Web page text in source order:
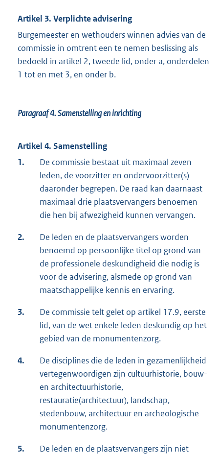
Artikel 3. Verplichte advisering
Burgemeester en wethouders winnen advies van de
commissie in omtrent een te nemen beslissing als
bedoeld in artikel 2, tweede lid, onder a, onderdelen
1 tot en met 3, en onder b.
Paragraaf 4.Samenstelling en inrichting
Artikel 4. Samenstelling
1.
De commissie bestaat uit maximaal zeven
leden, de voorzitter en ondervoorzitter(s)
daaronder begrepen. De raad kan daarnaast
maximaal drie plaatsvervangers benoemen
die hen bij afwezigheid kunnen vervangen.
2.
De leden en de plaatsvervangers worden
benoemd op persoonlijke titel op grond van
de professionele deskundigheid die nodig is
voor de advisering, alsmede op grond van
maatschappelijke kennis en ervaring.
3.
De commissie telt gelet op artikel 17.9, eerste
lid, van de wet enkele leden deskundig op het
gebied van de monumentenzorg.
4.
De disciplines die de leden in gezamenlijkheid
vertegenwoordigen zijn cultuurhistorie, bouw-
en architectuurhistorie,
restauratie(architectuur), landschap,
stedenbouw, architectuur en archeologische
monumentenzorg.
5.
De leden en de plaatsvervangers zijn niet